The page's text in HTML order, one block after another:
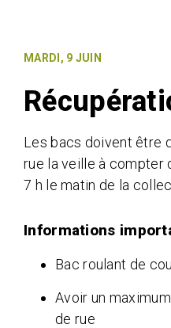
MARDI, 9 JUIN
Les bacs doivent être
rue la veille à compter
7 h le matin de la
Informations
Bac roulant de
Avoir un
de rue